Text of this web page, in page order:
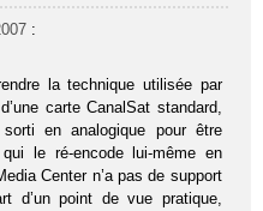
:
la technique utilisée par
carte CanalSat standard,
en analogique pour être
le ré-encode lui-même en
Center n’a pas de support
d’un point de vue pratique,